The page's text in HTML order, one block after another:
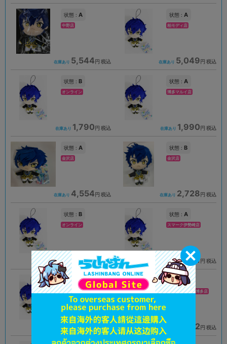
状態 : A
中野店
在庫あり 5,544 円 税込
状態 : A
柏モディ店
在庫あり 5,049 円 税込
状態 : B
オンライン
在庫あり 1,790 円 税込
状態 : A
博多マルイ店
在庫あり 1,990 円 税込
状態 : A
金沢店
在庫あり 4,554 円 税込
状態 : B
金沢店
在庫あり 2,728 円 税込
状態 : B
オンライン
在庫あり 2,880円 税込
状態 : A
スマーク伊勢崎店
在庫あり 2,061円 税込
状態 :A
大宮店
在庫あり 3,051円 税込
状態 : B
キャナルシティ博多店
在庫あり 2,472 円 税込